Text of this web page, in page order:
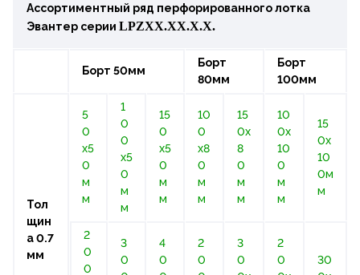
Ассортиментный ряд перфорированного лотка
Эвантер серии LPZХХ.ХХ.Х.Х.
Борт 50мм
Борт
80мм
Борт
100мм
Тол
щин
а 0.7
мм
5
0
х5
0
м
м
1
0
0
х5
0
м
м
15
0
х5
0
м
м
10
0
х8
0
м
м
15
0х
8
0
м
м
10
0х
10
0
м
м
15
0х
10
0м
м
2
0
0
3
0
4
0
2
0
3
0
2
0
30